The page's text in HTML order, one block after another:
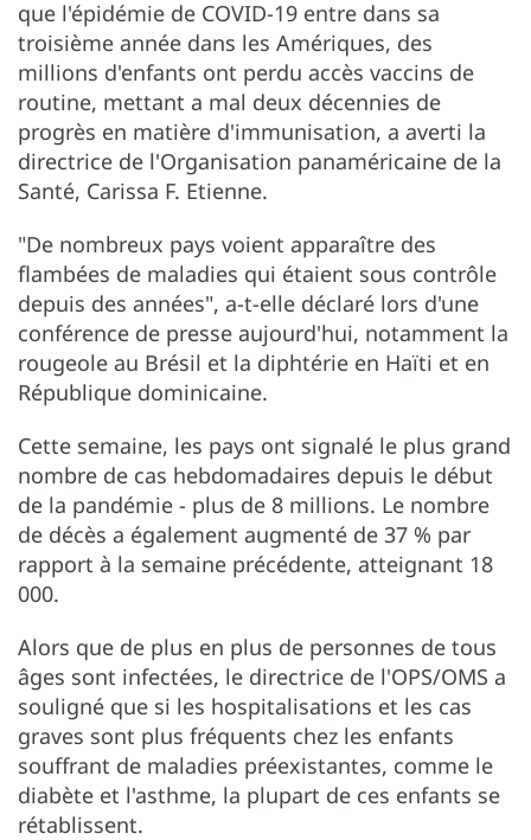
que l'épidémie de COVID-19 entre dans sa
troisième année dans les Amériques, des
millions d'enfants ont perdu accès vaccins de
routine, mettant a mal deux décennies de
progrès en matière d'immunisation, a averti la
directrice de l'Organisation panaméricaine de la
Santé, Carissa F. Etienne.
"De nombreux pays voient apparaître des
flambées de maladies qui étaient sous contrôle
depuis des années", a-t-elle déclaré lors d'une
conférence de presse aujourd'hui, notamment la
rougeole au Brésil et la diphtérie en Haïti et en
République dominicaine.
Cette semaine, les pays ont signalé le plus grand
nombre de cas hebdomadaires depuis le début
de la pandémie - plus de 8 millions. Le nombre
de décès a également augmenté de 37 % par
rapport à la semaine précédente, atteignant 18
000.
Alors que de plus en plus de personnes de tous
âges sont infectées, le directrice de l'OPS/OMS a
souligné que si les hospitalisations et les cas
graves sont plus fréquents chez les enfants
souffrant de maladies préexistantes, comme le
diabète et l'asthme, la plupart de ces enfants se
rétablissent.